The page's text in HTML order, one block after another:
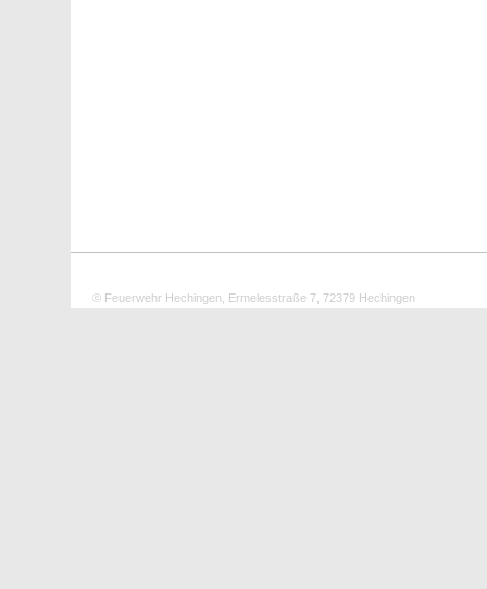
© Feuerwehr Hechingen, Ermelesstraße 7, 72379 Hechingen